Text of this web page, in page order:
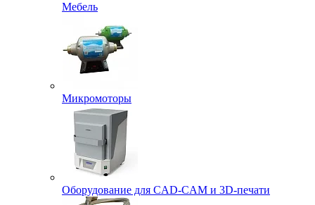
Мебель
Микромоторы
Оборудование для CAD-CAM и 3D-печати